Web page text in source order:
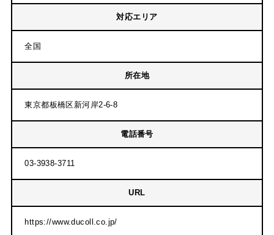
対応エリア
全国
所在地
東京都板橋区新河岸2-6-8
電話番号
03-3938-3711
URL
https://www.ducoll.co.jp/